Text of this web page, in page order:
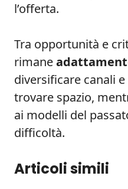
l’offerta.
Tra opportunità e
rimane
diversificare canali
trovare spazio,
ai modelli del
difficoltà.
Articoli simili